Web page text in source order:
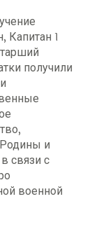
Капитан 1
получили
и
связи с
военной